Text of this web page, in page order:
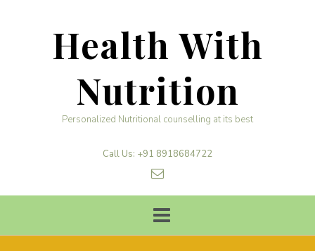
Health With
Nutrition
Personalized Nutritional counselling at its best
Call Us: +91 8918684722